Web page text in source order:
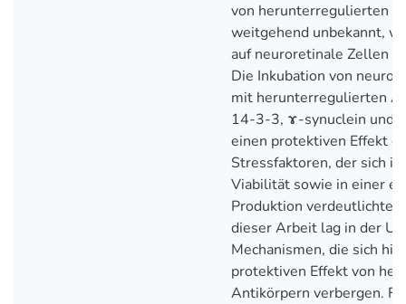
von herunterregulierten
weitgehend unbekannt,
auf neuroretinale Zellen
Die Inkubation von
mit herunterregulierten
14-3-3, ɤ-synuclein und
einen protektiven Effekt
Stressfaktoren, der sich
Viabilität sowie in einer
Produktion verdeutlichte.
dieser Arbeit lag in der
Mechanismen, die sich
protektiven Effekt von
Antikörpern verbergen.